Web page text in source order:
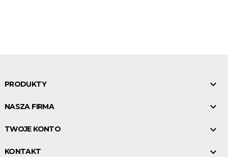
PRODUKTY 
NASZA FIRMA 
TWOJE KONTO 
KONTAKT 